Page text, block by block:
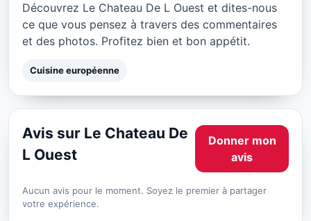
Découvrez Le Chateau De L Ouest et dites-nous
ce que vous pensez à travers des commentaires
et des photos. Profitez bien et bon appétit.
Cuisine européenne
Avis sur Le Chateau De
L Ouest
Donner mon
avis
Aucun avis pour le moment. Soyez le premier à partager
votre expérience.